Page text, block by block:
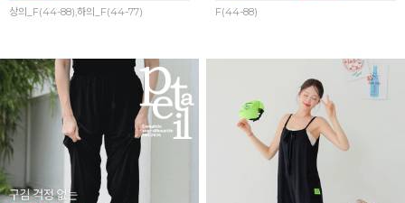
상의_F(44-88),하의_F(44-77) F(44-88)